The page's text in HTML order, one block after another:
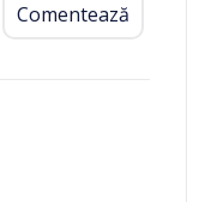
Comentează